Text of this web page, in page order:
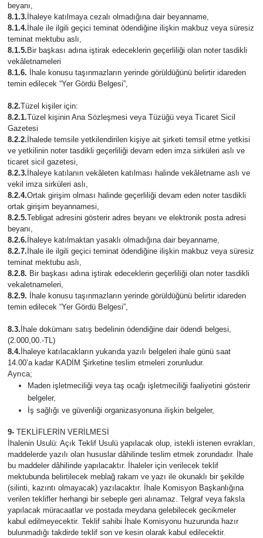
beyanı,
8.1.3. İhaleye katılmaya cezalı olmadığına dair beyanname,
8.1.4. İhale ile ilgili geçici teminat ödendiğine ilişkin makbuz veya süresiz
teminat mektubu aslı,
8.1.5. Bir başkası adına iştirak edeceklerin geçerliliği olan noter tasdikli
vekâletnameleri
8.1.6. İhale konusu taşınmazların yerinde görüldüğünü belirtir idareden
temin edilecek “Yer Gördü Belgesi”,
8.2.Tüzel kişiler için:
8.2.1.Tüzel kişinin Ana Sözleşmesi veya Tüzüğü veya Ticaret Sicil
Gazetesi
8.2.2. İhalede temsile yetkilendirilen kişiye ait şirketi temsil etme yetkisi
ve yetkilinin noter tasdikli geçerliliği devam eden imza sirküleri aslı ve
ticaret sicil gazetesi,
8.2.3. İhaleye katılanın vekâleten katılması halinde vekâletname aslı ve
vekil imza sirküleri aslı,
8.2.4.Ortak girişim olması halinde geçerliliği devam eden noter tasdikli
ortak girişim beyannamesi,
8.2.5.Tebligat adresini gösterir adres beyanı ve elektronik posta adresi
beyanı,
8.2.6. İhaleye katılmaktan yasaklı olmadığına dair beyanname,
8.2.7. İhale ile ilgili geçici teminat ödendiğine ilişkin makbuz veya süresiz
teminat mektubu aslı,
8.2.8. Bir başkası adına iştirak edeceklerin geçerliliği olan noter tasdikli
vekaletnameleri,
8.2.9.
İhale konusu taşınmazların yerinde görüldüğünü belirtir idareden
temin edilecek “Yer Gördü Belgesi”,
8.3. İhale dokümanı satış bedelinin ödendiğine dair ödendi belgesi,
(2.000,00.-TL)
8.4. İhaleye katılacakların yukarıda yazılı belgeleri ihale günü saat
14.00’a kadar KADİM Şirketine teslim etmeleri zorunludur.
Ayrıca;
Maden işletmeciliği veya taş ocağı işletmeciliği faaliyetini gösterir
belgeler,
İş sağlığı ve güvenliği organizasyonuna ilişkin belgeler,
9- TEKLİFLERİN VERİLMESİ
İhalenin Usulü: Açık Teklif Usulü yapılacak olup, istekli istenen evrakları,
maddelerde yazılı olan hususlar dâhilinde teslim etmek zorundadır. İhale
bu maddeler dâhilinde yapılacaktır. İhaleler için verilecek teklif
mektubunda belirtilecek meblağ rakam ve yazı ile okunaklı bir şekilde
(silinti, kazıntı olmayacak) yazılacaktır. İhale Komisyon Başkanlığına
verilen teklifler herhangi bir sebeple geri alınamaz. Telgraf veya faksla
yapılacak müracaatlar ve postada meydana gelebilecek gecikmeler
kabul edilmeyecektir. Teklif sahibi İhale Komisyonu huzurunda hazır
bulunmadığı takdirde teklif son ve kesin olarak kabul edilecektir.